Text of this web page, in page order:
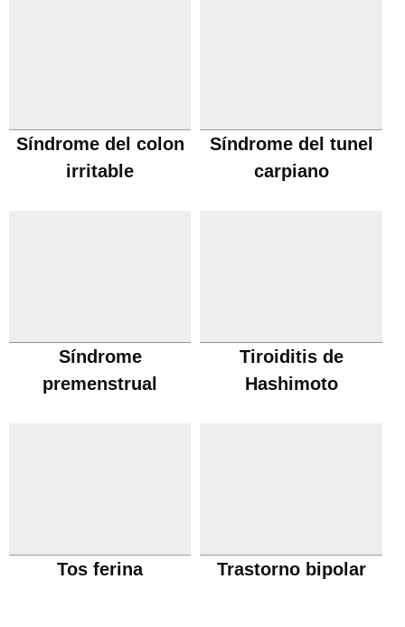
Síndrome del colon
irritable
Síndrome del tunel
carpiano
Síndrome
premenstrual
Tiroiditis de
Hashimoto
Tos ferina Trastorno bipolar